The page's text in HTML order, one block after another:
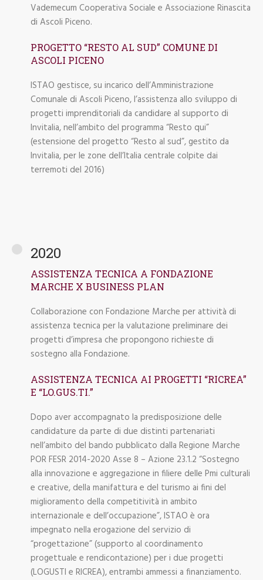
Vademecum Cooperativa Sociale e Associazione Rinascita
di Ascoli Piceno.
PROGETTO “RESTO AL SUD” COMUNE DI
ASCOLI PICENO
ISTAO gestisce, su incarico dell’Amministrazione
Comunale di Ascoli Piceno, l’assistenza allo sviluppo di
progetti imprenditoriali da candidare al supporto di
Invitalia, nell’ambito del programma “Resto qui”
(estensione del progetto “Resto al sud”, gestito da
Invitalia, per le zone dell’Italia centrale colpite dai
terremoti del 2016)
2020
ASSISTENZA TECNICA A FONDAZIONE
MARCHE X BUSINESS PLAN
Collaborazione con Fondazione Marche per attività di
assistenza tecnica per la valutazione preliminare dei
progetti d’impresa che propongono richieste di
sostegno alla Fondazione.
ASSISTENZA TECNICA AI PROGETTI “RICREA”
E “LO.GUS.TI.”
Dopo aver accompagnato la predisposizione delle
candidature da parte di due distinti partenariati
nell’ambito del bando pubblicato dalla Regione Marche
POR FESR 2014-2020 Asse 8 – Azione 23.1.2 “Sostegno
alla innovazione e aggregazione in filiere delle Pmi culturali
e creative, della manifattura e del turismo ai fini del
miglioramento della competitività in ambito
internazionale e dell’occupazione”, ISTAO è ora
impegnato nella erogazione del servizio di
“progettazione” (supporto al coordinamento
progettuale e rendicontazione) per i due progetti
(LOGUSTI e RICREA), entrambi ammessi a finanziamento.